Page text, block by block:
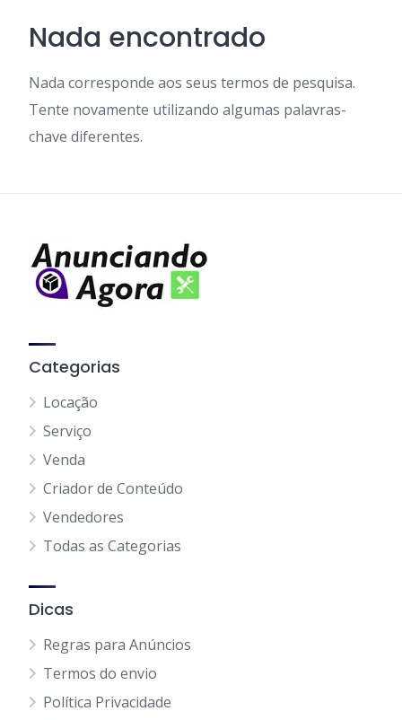
Nada encontrado
Nada corresponde aos seus termos de pesquisa.
Tente novamente utilizando algumas palavras-
chave diferentes.
Categorias
Locação
Serviço
Venda
Criador de Conteúdo
Vendedores
Todas as Categorias
Dicas
Regras para Anúncios
Termos do envio
Política Privacidade